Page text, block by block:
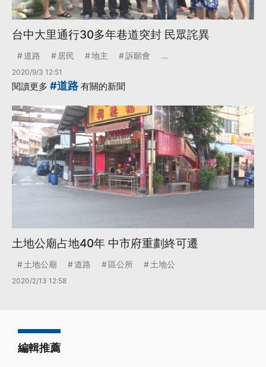
台中大里通行30多年巷道突封 民眾詫異
道路 居民 地主 訴願會 ...
2020/9/3 12:51
閱讀更多 #道路有關的新聞
土地公廟占地40年 中市府重劃終可遷
土地公廟 道路 區公所 土地公
2020/2/13 12:58
編輯推薦